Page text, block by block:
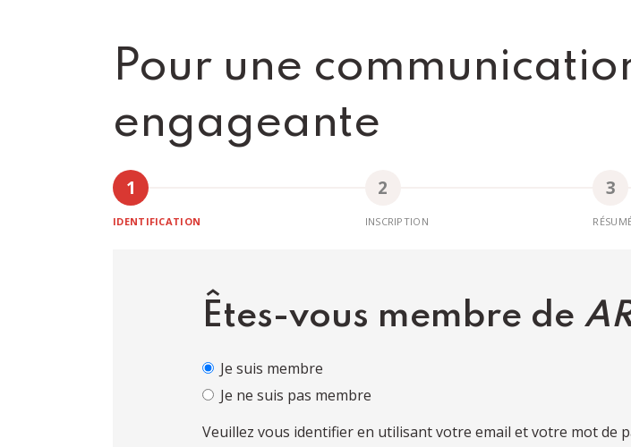
Pour une
engageante
IDENTIFICATION INSCRIPTION
Êtes-vous membre de
Je suis membre
Je ne suis pas membre
Veuillez vous identifier en utilisant votre email et votre mot de